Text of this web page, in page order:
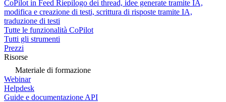
CoPilot in Feed Riepilogo dei thread, idee generate tramite IA,
modifica e creazione di testi, scrittura di risposte tramite IA,
traduzione di testi
Tutte le funzionalità CoPilot
Tutti gli strumenti
Prezzi
Risorse
Materiale di formazione
Webinar
Helpdesk
Guide e documentazione API